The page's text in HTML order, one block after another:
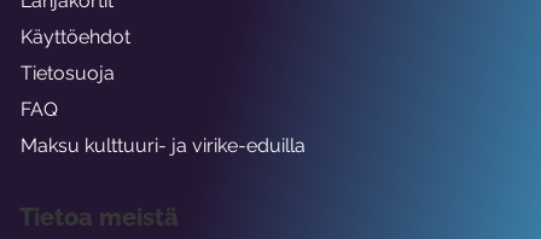
Käyttöehdot
Tietosuoja
FAQ
Maksu kulttuuri- ja virike-eduilla
Tietoa meistä